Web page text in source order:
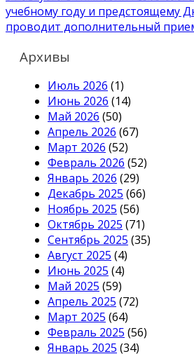
по
записям
учебному году и предстоящему
проводит дополнительный
Архивы
Июль 2026 (1)
Июнь 2026 (14)
Май 2026 (50)
Апрель 2026 (67)
Март 2026 (52)
Февраль 2026 (52)
Январь 2026 (29)
Декабрь 2025 (66)
Ноябрь 2025 (56)
Октябрь 2025 (71)
Сентябрь 2025 (35)
Август 2025 (4)
Июнь 2025 (4)
Май 2025 (59)
Апрель 2025 (72)
Март 2025 (64)
Февраль 2025 (56)
Январь 2025 (34)